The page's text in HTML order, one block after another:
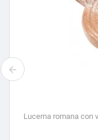
Lucerna romana con